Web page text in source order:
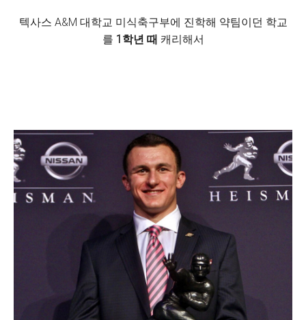
텍사스 A&M 대학교 미식축구부에 진학해 약팀이던 학교
를 1학년 때 캐리해서